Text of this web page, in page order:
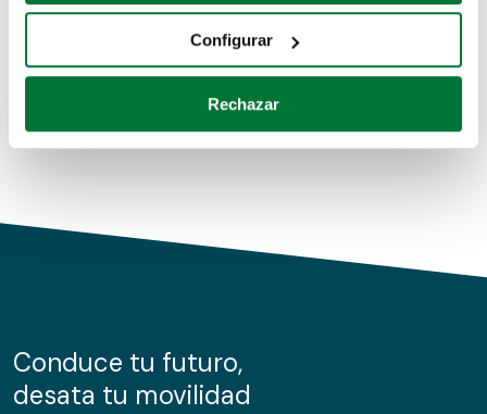
Identificar su dispositivo analizándolo activamente
para buscar características específicas (huellas
Obtenga más información sobre cómo se procesan sus
de cookies.
información sobre el uso que haga del sitio web con
nuestros partners de redes sociales, publicidad y análisis
Configurar
Rechazar
Conduce tu futuro,
desata tu movilidad